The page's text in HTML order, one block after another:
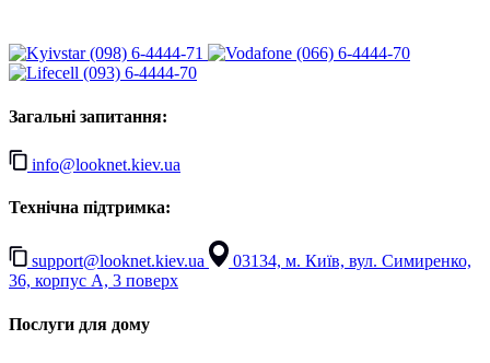
(098) 6-4444-71
(066) 6-4444-70
(093) 6-4444-70
Загальні запитання:
info@looknet.kiev.ua
Технічна підтримка:
support@looknet.kiev.ua
03134, м. Київ, вул. Симиренко,
36, корпус А, 3 поверх
Послуги для дому